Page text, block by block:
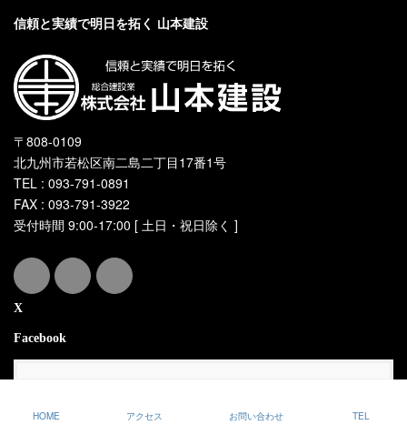
信頼と実績で明日を拓く 山本建設
〒808-0109
北九州市若松区南二島二丁目17番1号
TEL : 093-791-0891
FAX : 093-791-3922
受付時間 9:00-17:00 [ 土日・祝日除く ]
X
Facebook
HOME アクセス お問い合わせ TEL